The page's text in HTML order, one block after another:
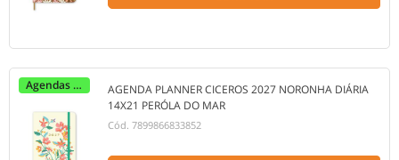
Agendas 2027
AGENDA PLANNER CICEROS 2027 NORONHA DIÁRIA
14X21 PERÓLA DO MAR
Cód. 7899866833852